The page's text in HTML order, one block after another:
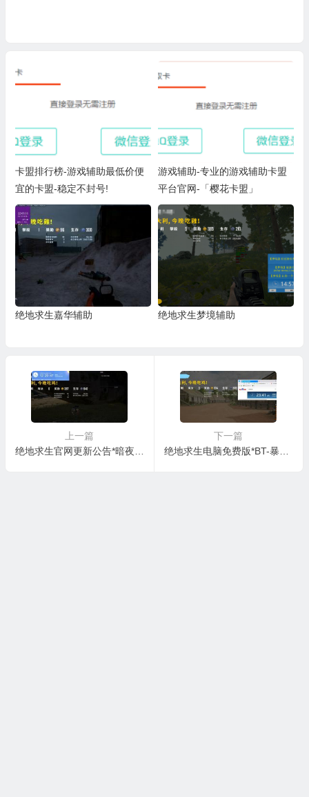
卡盟排行榜-游戏辅助最低价便
宜的卡盟-稳定不封号!
游戏辅助-专业的游戏辅助卡盟
平台官网-「樱花卡盟」
绝地求生嘉华辅助 绝地求生梦境辅助
上一篇
下一篇